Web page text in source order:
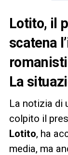
Lotito, il
scatena
La
La notizia di
colpito il
Lotito, ha
media, ma